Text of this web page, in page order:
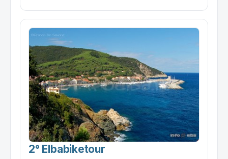
2° Elbabiketour